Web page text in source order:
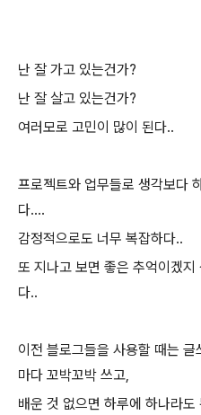
난 잘 가고 있는건가?
난 잘 살고 있는건가?
여러모로 고민이 많이 된다..
프로젝트와 업무들로 생각보다
다....
감정적으로도 너무 복잡하다..
또 지나고 보면 좋은 추억이겠
다..
이전 블로그들을 사용할 때는
마다 꼬박꼬박 쓰고,
배운 것 없으면 하루에 하나라